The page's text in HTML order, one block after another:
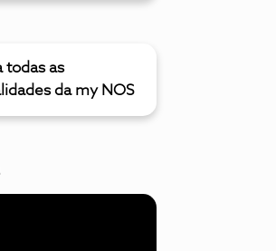
todas as
da my NOS